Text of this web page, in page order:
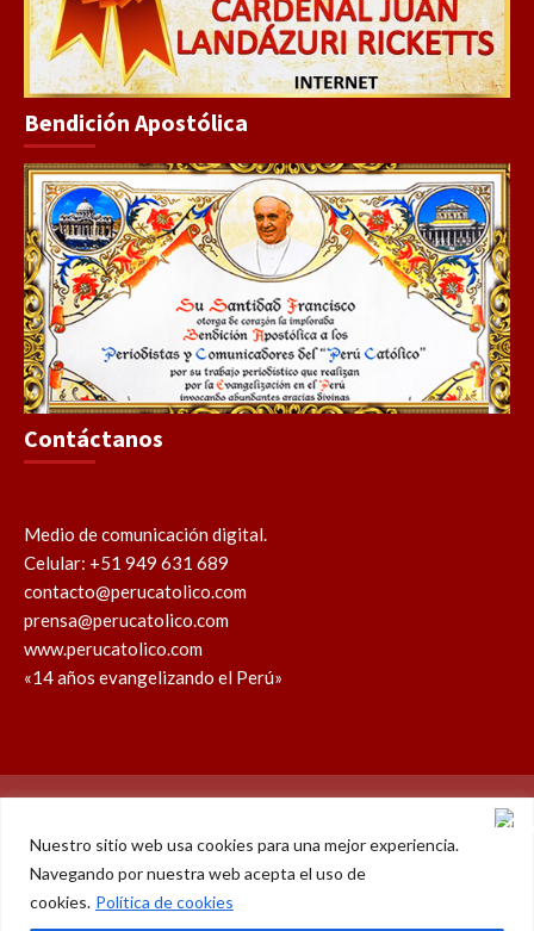
Nuestro sitio web usa cookies para una mejor experiencia.
Navegando por nuestra web acepta el uso de
cookies. Política de cookies
Bendición Apostólica
Contáctanos
Medio de comunicación digital.
Celular: +51 949 631 689
contacto@perucatolico.com
prensa@perucatolico.com
www.perucatolico.com
«14 años evangelizando el Perú»
Política de cookies Política de privacidad
WhatsAppFacebookYoutubeInstagram
X